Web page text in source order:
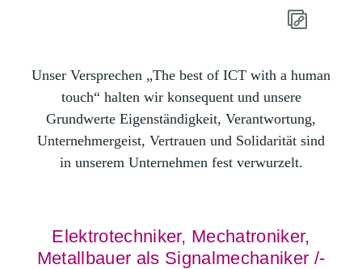
Unser Versprechen „The best of ICT with a human
touch“ halten wir konsequent und unsere
Grundwerte Eigenständigkeit, Verantwortung,
Unternehmergeist, Vertrauen und Solidarität sind
in unserem Unternehmen fest verwurzelt.
Elektrotechniker, Mechatroniker,
Metallbauer als Signalmechaniker /-